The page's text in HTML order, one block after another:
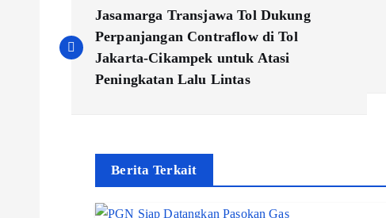
o
Jasamarga Transjawa Tol Dukung
Perpanjangan Contraflow di Tol
Jakarta-Cikampek untuk Atasi
Peningkatan Lalu Lintas
Berita Terkait